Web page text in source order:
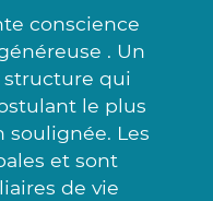
conscience
. Un
qui
le plus
soulignée. Les
et sont
de vie